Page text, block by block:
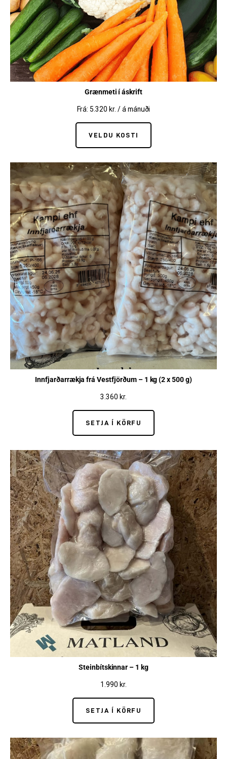
Grænmeti í áskrift
Frá: 5.320 kr. / á mánuði
VELDU KOSTI
Innfjarðarrækja frá Vestfjörðum – 1 kg (2 x 500 g)
3.360 kr.
SETJA Í KÖRFU
Steinbítskinnar – 1 kg
1.990 kr.
SETJA Í KÖRFU